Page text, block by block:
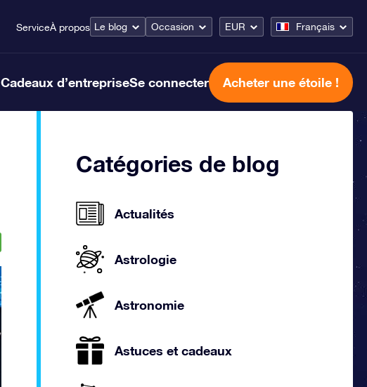
ServiceÀ propos Le blog Occasion EUR Français
Cadeaux d’entrepriseSe connecter Acheter une étoile !
Catégories de blog
Actualités
Astrologie
Astronomie
Astuces et cadeaux